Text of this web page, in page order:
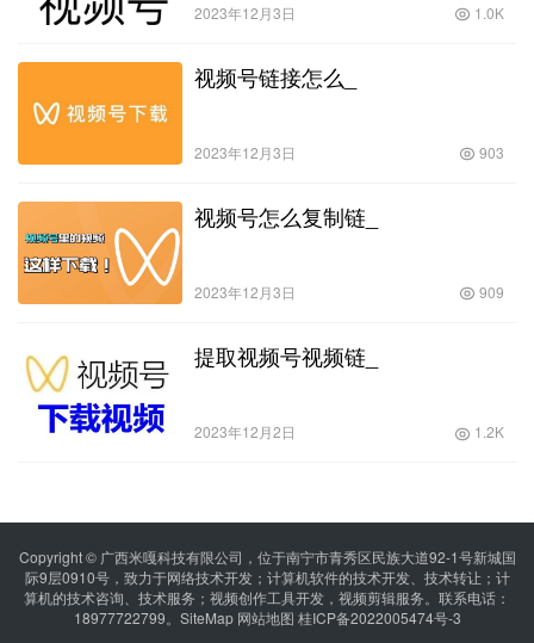
2023年12月3日 1.0K
视频号链接怎么_
2023年12月3日 903
视频号怎么复制链_
2023年12月3日 909
提取视频号视频链_
2023年12月2日 1.2K
Copyright © 广西米嘎科技有限公司，位于南宁市青秀区民族大道92-1号新城国
际9层0910号，致力于网络技术开发；计算机软件的技术开发、技术转让；计
算机的技术咨询、技术服务；视频创作工具开发，视频剪辑服务。联系电话：
18977722799。 SiteMap 网站地图 桂ICP备2022005474号-3